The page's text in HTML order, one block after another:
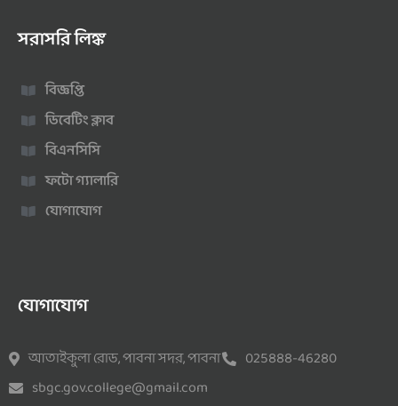
সরাসরি লিঙ্ক
বিজ্ঞপ্তি
ডিবেটিং ক্লাব
বিএনসিসি
ফটো গ্যালারি
যোগাযোগ
যোগাযোগ
আতাইকুলা রোড, পাবনা সদর, পাবনা
025888-46280
sbgc.gov.college@gmail.com